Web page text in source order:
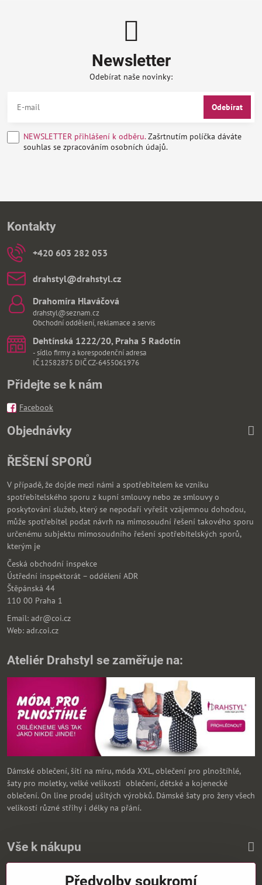
Newsletter
Odebírat naše novinky:
Odebírat
NEWSLETTER přihlášení k odběru.Zašrtnutím políčka dáváte
souhlas se zpracováním osobních údajů.
Kontakty
+420 603 282 053
drahstyl​@drahstyl​.cz
Drahomíra Hlaváčová
drahstyl@seznam.cz
Obchodní oddělení, reklamace a servis
Dehtínská 1222/20, Praha 5 Radotín
- sídlo firmy a korespodenční adresa
IČ 12582875 DIČ CZ-6455061976
Přidejte se k nám
Facebook
Objednávky
ŘEŠENÍ SPORŮ
V případě, že dojde mezi námi a spotřebitelem ke vzniku
spotřebitelského sporu z kupní smlouvy nebo ze smlouvy o
poskytování služeb, který se nepodaří vyřešit vzájemnou dohodou,
může spotřebitel podat návrh na mimosoudní řešení takového sporu
určenému subjektu mimosoudního řešení spotřebitelských sporů,
kterým je
Česká obchodní inspekce
Ústřední inspektorát – oddělení ADR
Štěpánská 44
110 00 Praha 1
Email: adr@coi.cz
Web: adr.coi.cz
Ateliér Drahstyl se zaměřuje na:
Dámské oblečení, šítí na míru, móda XXL, oblečení pro plnoštíhlé,
šaty pro moletky, velké velikosti oblečení, dětské a kojenecké
oblečení. On line prodej ušitých výrobků. Dámské šaty pro ženy všech
velikostí různé střihy i délky na přání.
Vše k nákupu
Zasíláme i na SlovenskoPředvolby soukromí